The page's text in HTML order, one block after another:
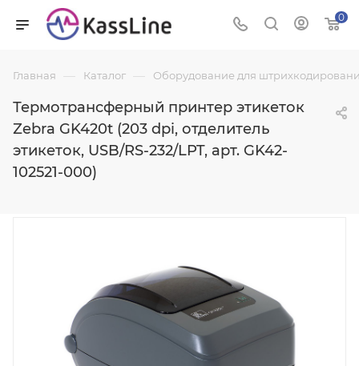
0
Главная — Каталог — Оборудование для
Термотрансферный принтер этикеток
Zebra GK420t (203 dpi, отделитель
этикеток, USB/RS-232/LPT, арт. GK42-
102521-000)